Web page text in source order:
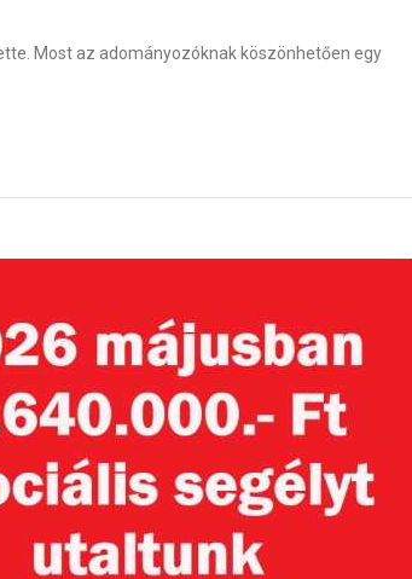
Most az adományozóknak köszönhetően egy